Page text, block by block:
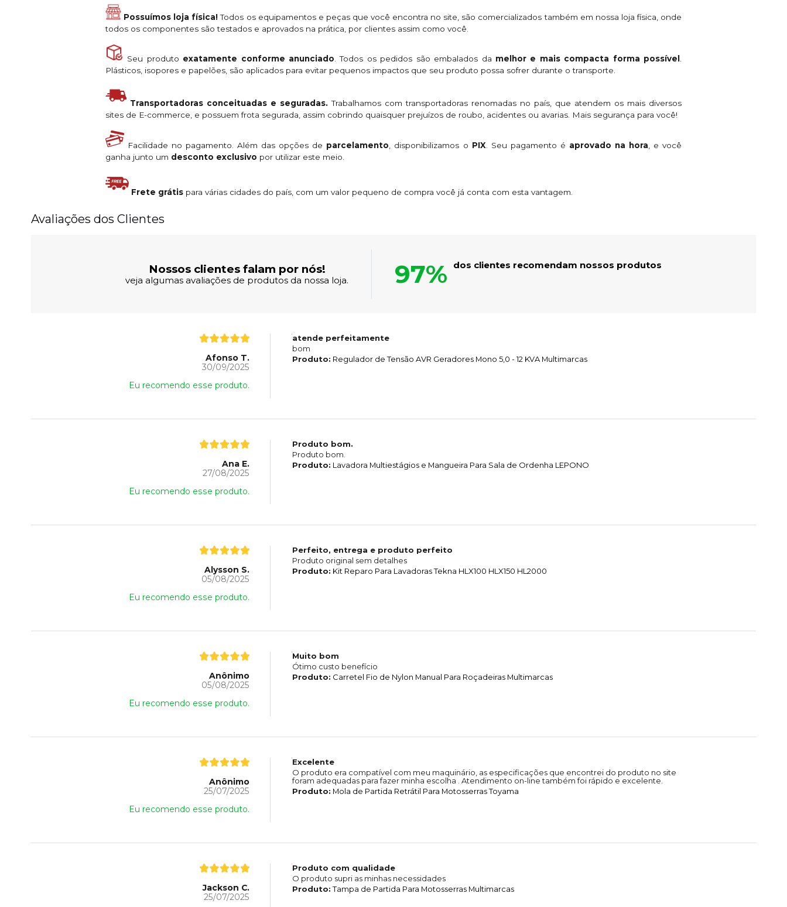
Possuímos loja física!Todos os equipamentos e peças que você encontra no site, são comercializados também em nossa loja física, onde
todos os componentes são testados e aprovados na prática, por clientes assim como você.
Seu produto exatamente conforme anunciado. Todos os pedidos são embalados da melhor e mais compacta forma possível .
Plásticos, isopores e papelões, são aplicados para evitar pequenos impactos que seu produto possa sofrer durante o transporte.
Transportadoras conceituadas e seguradas. Trabalhamos com transportadoras renomadas no país, que atendem os mais diversos
sites de E-commerce, e possuem frota segurada, assim cobrindo quaisquer prejuízos de roubo, acidentes ou avarias. Mais segurança para você!
Facilidade no pagamento. Além das opções de parcelamento, disponibilizamos o PIX. Seu pagamento é aprovado na hora, e você
ganha junto um desconto exclusivo por utilizar este meio.
Frete grátis para várias cidades do país, com um valor pequeno de compra você já conta com esta vantagem.
Avaliações dos Clientes
Nossos clientes falam por nós!
veja algumas avaliações de produtos da nossa loja. 97% dos clientes recomendam nossos produtos
Afonso T.
30/09/2025
Eu recomendo esse produto.
atende perfeitamente
bom
Produto: Regulador de Tensão AVR Geradores Mono 5,0 - 12 KVA Multimarcas
Ana E.
27/08/2025
Eu recomendo esse produto.
Produto bom.
Produto bom.
Produto: Lavadora Multiestágios e Mangueira Para Sala de Ordenha LEPONO
Alysson S.
05/08/2025
Eu recomendo esse produto.
Perfeito, entrega e produto perfeito
Produto original sem detalhes
Produto: Kit Reparo Para Lavadoras Tekna HLX100 HLX150 HL2000
Anônimo
05/08/2025
Eu recomendo esse produto.
Muito bom
Ótimo custo benefício
Produto: Carretel Fio de Nylon Manual Para Roçadeiras Multimarcas
Anônimo
25/07/2025
Eu recomendo esse produto.
Excelente
O produto era compatível com meu maquinário, as especificações que encontrei do produto no site
foram adequadas para fazer minha escolha . Atendimento on-line também foi rápido e excelente.
Produto: Mola de Partida Retrátil Para Motosserras Toyama
Jackson C.
25/07/2025
Produto com qualidade
O produto supri as minhas necessidades
Produto:Tampa de Partida Para Motosserras Multimarcas